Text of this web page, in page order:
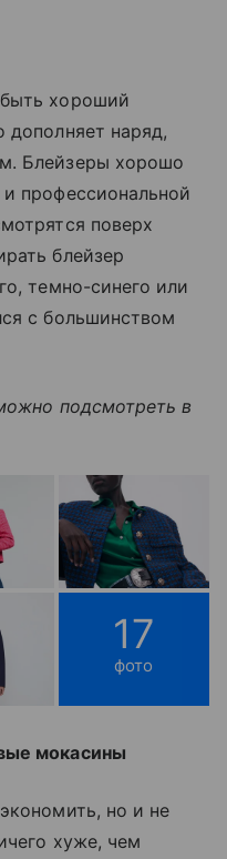
хороший
дополняет наряд,
Блейзеры хорошо
профессиональной
поверх
блейзер
темно-синего или
с большинством
подсмотреть в
17
фото
мокасины
но и не
хуже, чем